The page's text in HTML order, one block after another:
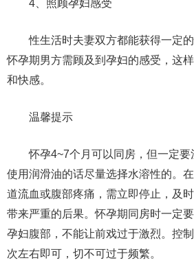
4、照顾孕妇感受
性生活时夫妻双方都能获得一定的
怀孕期男方需顾及到孕妇的感受，这
和快感。
温馨提示
怀孕4~7个月可以同房，但一定要
使用润滑油的话尽量选择水溶性的。
道流血或腹部疼痛，需立即停止，及
带来严重的后果。怀孕期同房时一定
孕妇腹部，不能让前戏过于激烈。控
次左右即可，切不可过于频繁。